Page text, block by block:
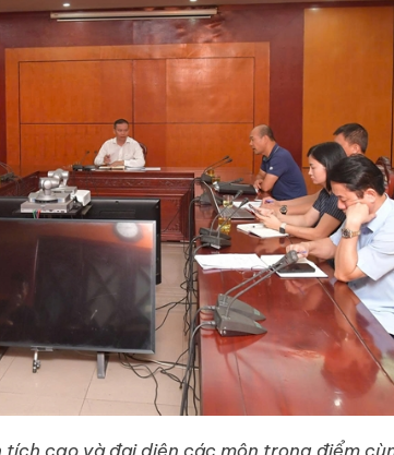
cao và đại diện các môn trọng điểm